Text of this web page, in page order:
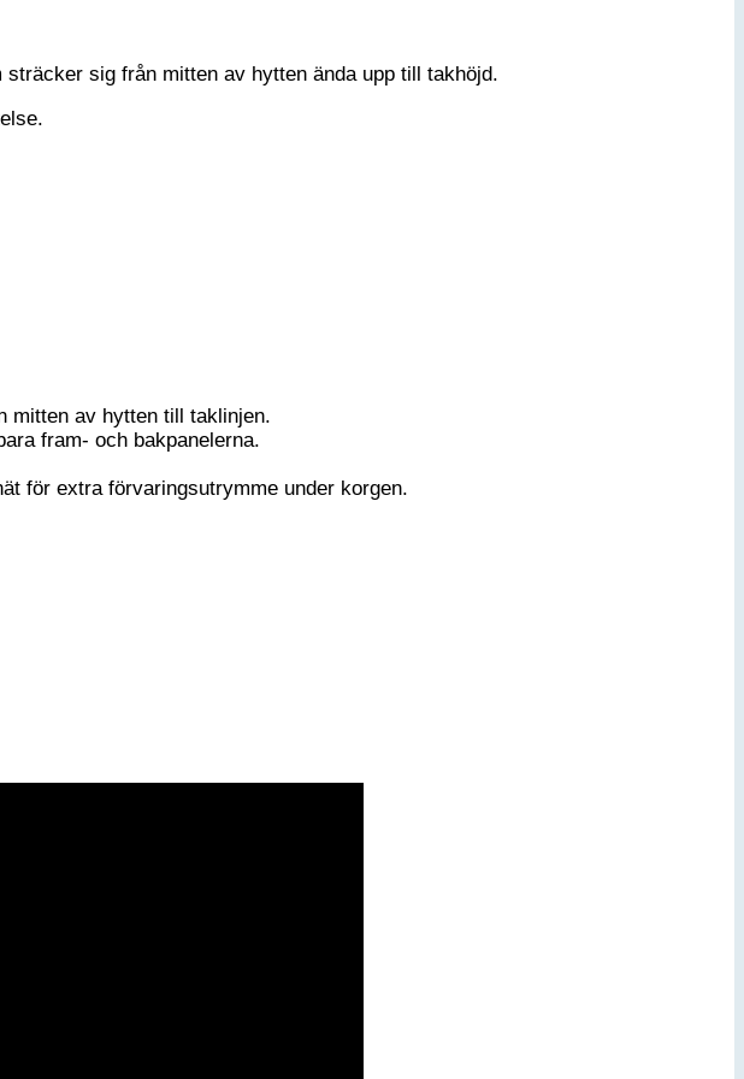
sig från mitten av hytten ända upp till takhöjd.
mitten av hytten till taklinjen.
fram- och bakpanelerna.
för extra förvaringsutrymme under korgen.